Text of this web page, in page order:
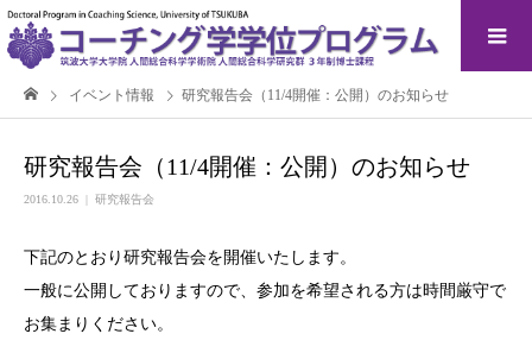
イベント情報 研究報告会（11/4開催：公開）のお知らせ
研究報告会（11/4開催：公開）のお知らせ
2016.10.26 研究報告会
下記のとおり研究報告会を開催いたします。
一般に公開しておりますので、参加を希望される方は時間厳守で
お集まりください。